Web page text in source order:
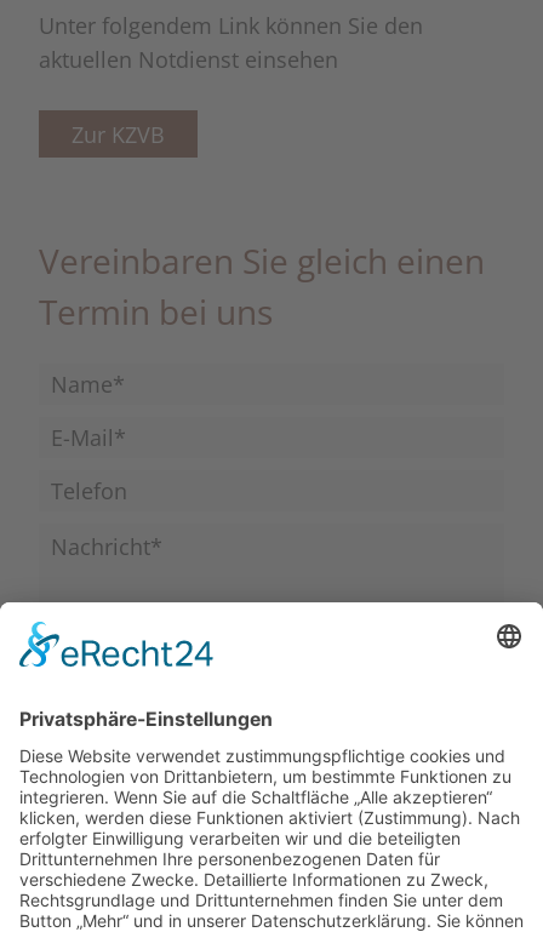
Unter folgendem Link können Sie den
aktuellen Notdienst einsehen
Zur KZVB
Vereinbaren Sie gleich einen
Termin bei uns
werden. Die Daten werden nach abgeschlossener Bearbeitung
jederzeit für die Zukunft per E-Mail unterinfo@zahnarztpraxis-
nehls.dewiderrufen. Detaillierte Informationen zum Umgang mit
Nutzerdaten finden Sie in unsererDatenschutzerklärung.
Nachricht senden